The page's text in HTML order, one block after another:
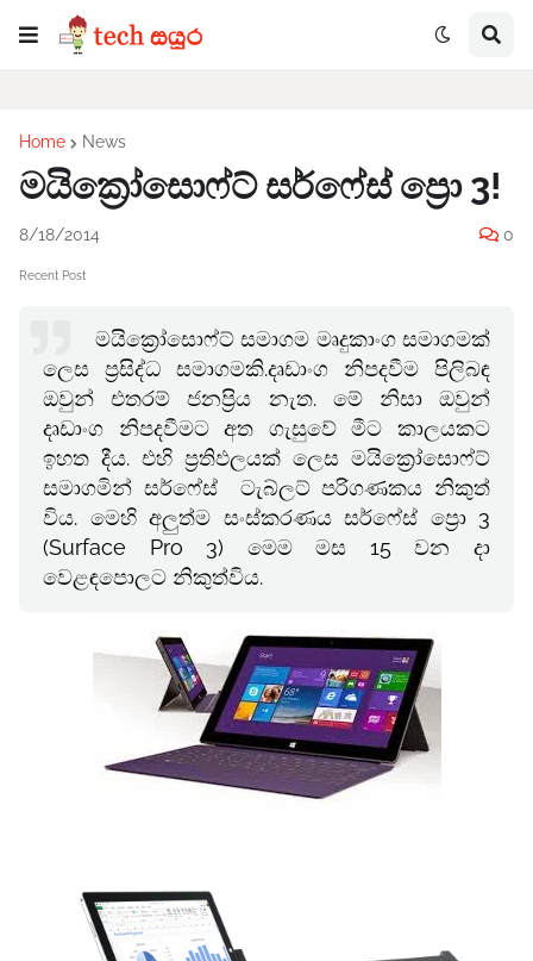
Home News
මයික්‍රෝසොෆ්ට් සර්ෆේස් ප්‍රො 3!
8/18/2014 0
Recent Post
මයික්‍රෝසොෆ්ට් සමාගම මෘදුකාංග සමාගමක්
ලෙස ප්‍රසිද්ධ සමාගමකි.දෘඩාංග නිපදවීම පිලිබඳ
ඔවුන් එතරම් ජනප්‍රිය නැත. මේ නිසා ඔවුන්
දෘඩාංග නිපදවීමට අත ගැසුවේ මීට කාලයකට
ඉහත දීය. එහි ප්‍රතිඵලයක් ලෙස මයික්‍රෝසොෆ්ට්
සමාගමින් සර්ෆේස් ටැබ්ලට් පරිගණකය නිකුත්
විය. මෙහි අලුත්ම සංස්කරණය සර්ෆේස් ප්‍රො 3
(Surface Pro 3) මෙම මස 15 වන දා
වෙළඳපොලට නිකුත්විය.